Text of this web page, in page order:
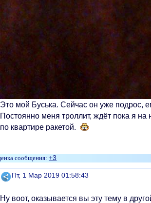
Это мой Буська. Сейчас он уже подрос,
Постоянно меня троллит, ждёт пока я на
по квартире ракетой.
+3
Поделиться
Пт, 1 Мар 2019 01:58:43
Ну воот, оказывается вы эту тему в